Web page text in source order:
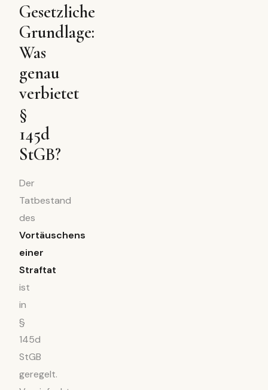
Gesetzliche
Grundlage:
Was
genau
verbietet
§
145d
StGB?
Der
Tatbestand
des
Vortäuschens
einer
Straftat
ist
in
§
145d
StGB
geregelt.